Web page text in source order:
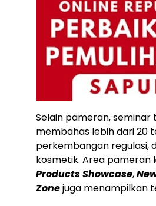
Selain pameran,
membahas lebih dari 20
perkembangan regulasi,
kosmetik. Area pameran
Products Showcase,
Zonejuga menampilkan